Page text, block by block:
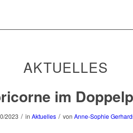
AKTUELLES
im
2023 / in Aktuelles / von Anne-Sophie